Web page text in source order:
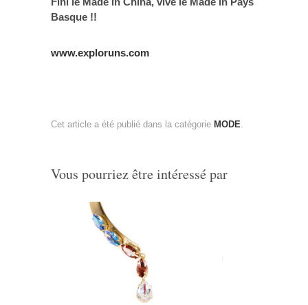
Basque !!
www.exploruns.com
Cet article a été publié dans la catégorie MODE
Vous pourriez être intéressé par